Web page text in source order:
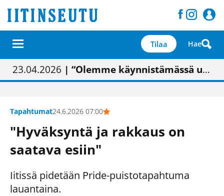
Tilaa Hae
01.02.2026 | Painon vaihtumisen pitäisi näkyä hieman parempana painojäljen laatuna lehdessä
05.02.2026 | Uudistettu kunnantalo on valoisa
23.04.2026 | “Olemme käynnistämässä uudelleen keskustavisiotyön”
09.05.2026| "Maalla on totuttu elämään omavaraisemmin kuin kaupungissa"
Tapahtumat24.6.2026 07:00
"Hyväksyntä ja rakkaus on
saatava esiin"
Iitissä pidetään Pride-puistotapahtuma
lauantaina.